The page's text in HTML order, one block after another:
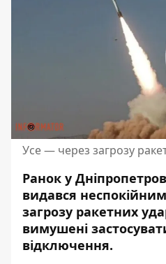
Усе — через загрозу
Ранок у
видався
загрозу ракетних
вимушені
відключення.